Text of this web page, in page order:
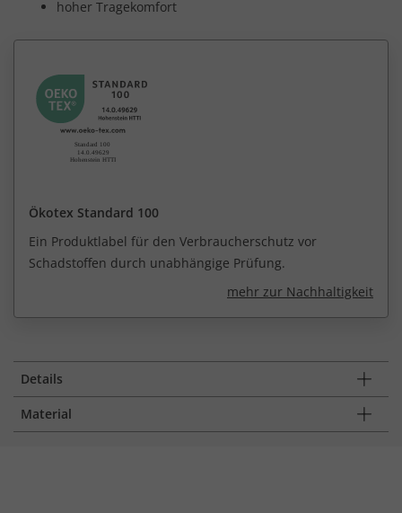
hoher Tragekomfort
Ökotex Standard 100
Ein Produktlabel für den Verbraucherschutz vor
Schadstoffen durch unabhängige Prüfung.
mehr zur Nachhaltigkeit
Details
Material